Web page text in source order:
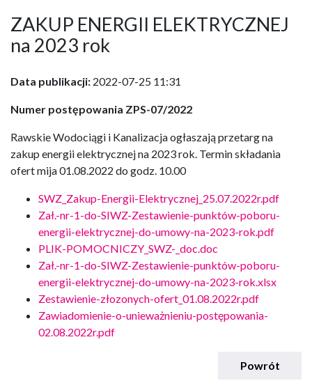
ZAKUP ENERGII ELEKTRYCZNEJ
na 2023 rok
Data publikacji: 2022-07-25 11:31
Numer postępowania ZPS-07/2022
Rawskie Wodociągi i Kanalizacja ogłaszają przetarg na
zakup energii elektrycznej na 2023 rok. Termin składania
ofert mija 01.08.2022 do godz. 10.00
SWZ_Zakup-Energii-Elektrycznej_25.07.2022r.pdf
Zał.-nr-1-do-SIWZ-Zestawienie-punktów-poboru-
energii-elektrycznej-do-umowy-na-2023-rok.pdf
PLIK-POMOCNICZY_SWZ-_doc.doc
Zał.-nr-1-do-SIWZ-Zestawienie-punktów-poboru-
energii-elektrycznej-do-umowy-na-2023-rok.xlsx
Zestawienie-złozonych-ofert_01.08.2022r.pdf
Zawiadomienie-o-unieważnieniu-postępowania-
02.08.2022r.pdf
Powrót